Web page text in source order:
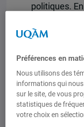
politiques.
la recherche
sur des
probantes. À
frontières,
Préférences en
Nous utilisons des
informations qui
sur le site, de vous
statistiques de
votre choix en